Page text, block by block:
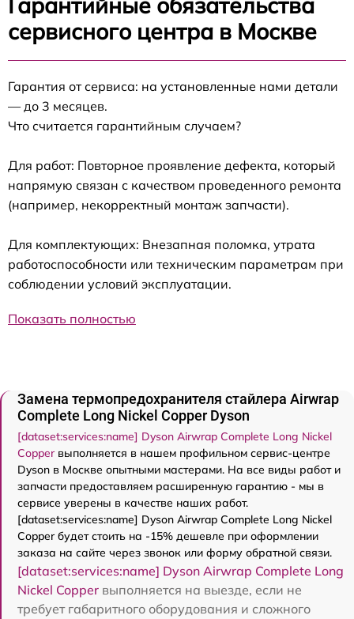
сервисного центра в Москве
Гарантия от сервиса: на установленные нами детали
— до 3 месяцев.
Что считается гарантийным случаем?
Для работ: Повторное проявление дефекта, который
напрямую связан с качеством проведенного ремонта
(например, некорректный монтаж запчасти).
Для комплектующих: Внезапная поломка, утрата
работоспособности или техническим параметрам при
соблюдении условий эксплуатации.
Показать полностью
Замена термопредохранителя стайлера Airwrap
Complete Long Nickel Copper Dyson
[dataset:services:name] Dyson Airwrap Complete Long Nickel
Copperвыполняется в нашем профильном сервис-центре
Dyson в Москве опытными мастерами. На все виды работ и
запчасти предоставляем расширенную гарантию - мы в
сервисе уверены в качестве наших работ.
[dataset:services:name] Dyson Airwrap Complete Long Nickel
Copper будет стоить на -15% дешевле при оформлении
заказа на сайте через звонок или форму обратной связи.
[dataset:services:name] Dyson Airwrap Complete Long
Nickel Copper выполняется на выезде, если не
требует габаритного оборудования и сложного